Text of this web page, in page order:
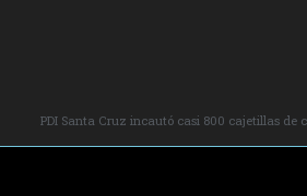
PDI Santa Cruz incautó casi 800 cajetillas de